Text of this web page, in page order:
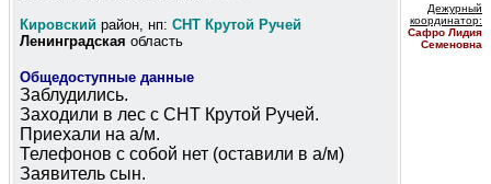
Кировский район, нп: СНТ Крутой Ручей
Ленинградская область
Общедоступные данные
Заблудились.
Заходили в лес с СНТ Крутой Ручей.
Приехали на а/м.
Телефонов с собой нет (оставили в а/м)
Заявитель сын.
Дежурный
координатор:
Сафро Лидия
Семеновна